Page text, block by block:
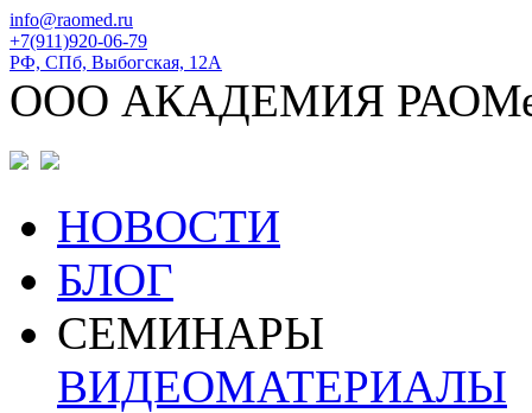
info@raomed.ru
+7(911)920-06-79
РФ, СПб, Выбогская, 12А
ООО АКАДЕМИЯ
НОВОСТИ
БЛОГ
СЕМИНАРЫ
ВИДЕОМАТЕРИАЛЫ